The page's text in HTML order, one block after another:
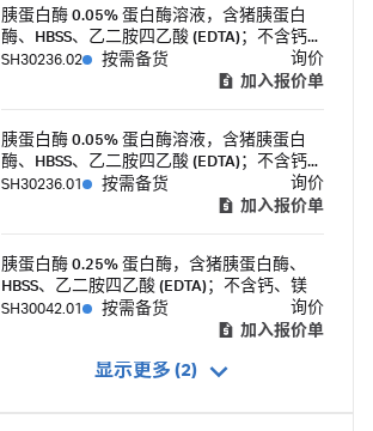
胰蛋白酶 0.05% 蛋白酶溶液，含猪胰蛋白
酶、HBSS、乙二胺四乙酸 (EDTA)；不含钙、
镁
SH30236.02 按需备货
询价
加入报价单
胰蛋白酶 0.05% 蛋白酶溶液，含猪胰蛋白
酶、HBSS、乙二胺四乙酸 (EDTA)；不含钙、
镁
SH30236.01 按需备货
询价
加入报价单
胰蛋白酶 0.25% 蛋白酶，含猪胰蛋白酶、
HBSS、乙二胺四乙酸 (EDTA)；不含钙、镁
SH30042.01
按需备货
询价
加入报价单
显示更多 (2)